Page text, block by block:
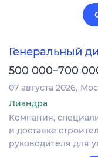
Генеральный
500 000–700
07 августа 2026
Лиандра
Компания,
и доставке
руководителя для